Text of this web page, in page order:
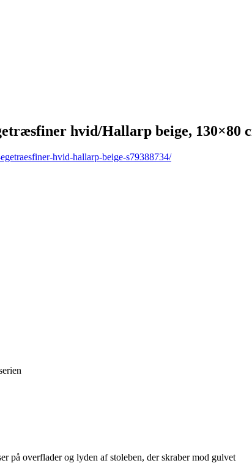
hvid/Hallarp beige, 130×80
hvid-hallarp-beige-s79388734/
på overflader og lyden af stoleben, der skraber mod gulvet